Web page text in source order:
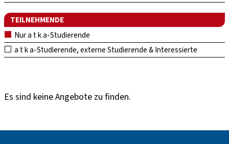
TEILNEHMENDE
Nur a t k a-Studierende
a t k a-Studierende, externe Studierende & Interessierte
Es sind keine Angebote zu finden.